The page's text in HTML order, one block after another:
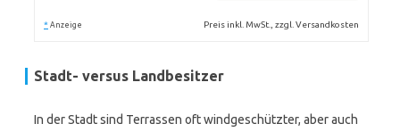
* Anzeige Preis inkl. MwSt., zzgl. Versandkosten
Stadt- versus Landbesitzer
In der Stadt sind Terrassen oft windgeschützter, aber auch